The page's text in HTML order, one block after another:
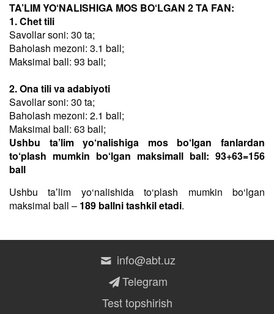
TA’LIM YO‘NALISHIGA MOS BO‘LGAN 2 TA FAN:
1. Chet tili
Savollar soni: 30 ta;
Baholash mezoni: 3.1 ball;
Maksimal ball: 93 ball;
2. Ona tili va adabiyoti
Savollar soni: 30 ta;
Baholash mezoni: 2.1 ball;
Maksimal ball: 63 ball;
Ushbu ta’lim yo‘nalishiga mos bo‘lgan fanlardan
to‘plash mumkin bo‘lgan maksimall ball: 93+63=156
ball
Ushbu taʼlim yo‘nalishida to‘plash mumkin bo‘lgan
maksimal ball – 189 ballni tashkil etadi.
info@abt.uz
Telegram
Test topshirish